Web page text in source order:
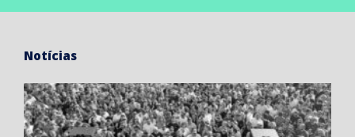
Notícias